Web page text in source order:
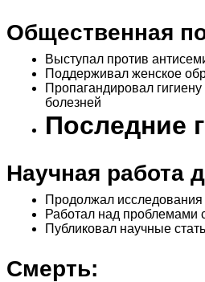
Общественная
Выступал против
Поддерживал женское
Пропагандировал
болезней
Последние
Научная работа
Продолжал исследования
Работал над проблемами
Публиковал научные
Смерть: